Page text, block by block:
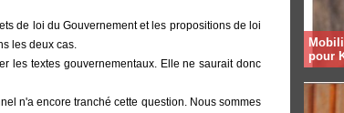
de loi du Gouvernement et les propositions de loi
les deux cas.
les textes gouvernementaux. Elle ne saurait donc
n'a encore tranché cette question. Nous sommes
pour